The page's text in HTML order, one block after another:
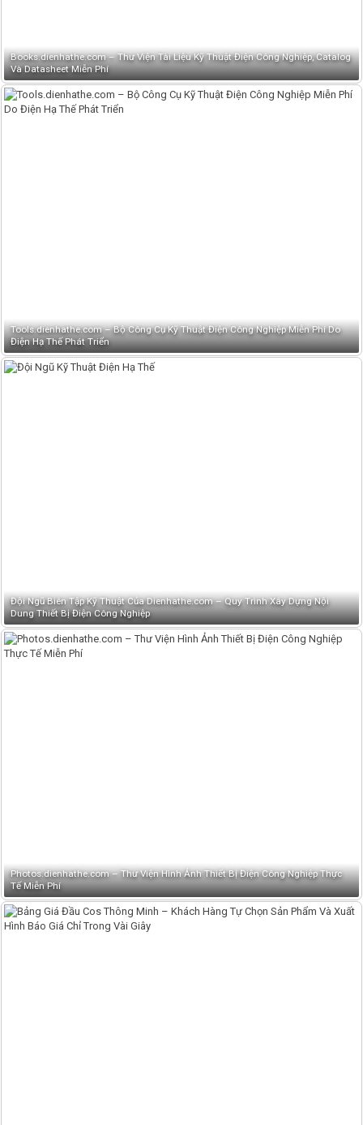
Books.dienhathe.com – Thư Viện Tài Liệu Kỹ Thuật Điện Công Nghiệp, Catalog
Và Datasheet Miễn Phí
Tools.dienhathe.com – Bộ Công Cụ Kỹ Thuật Điện Công Nghiệp Miễn Phí Do
Điện Hạ Thế Phát Triển
Đội Ngũ Biên Tập Kỹ Thuật Của Dienhathe.com – Quy Trình Xây Dựng Nội
Dung Thiết Bị Điện Công Nghiệp
Photos.dienhathe.com – Thư Viện Hình Ảnh Thiết Bị Điện Công Nghiệp Thực
Tế Miễn Phí